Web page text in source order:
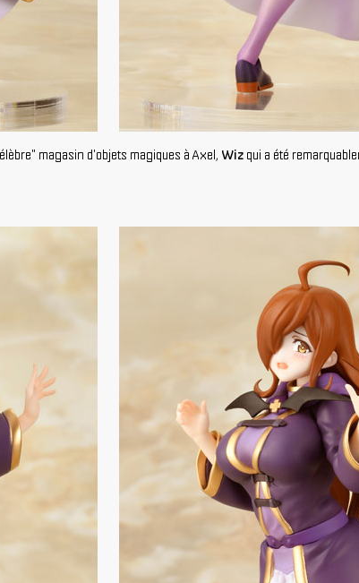
magasin d'objets magiques à Axel, Wiz qui a été